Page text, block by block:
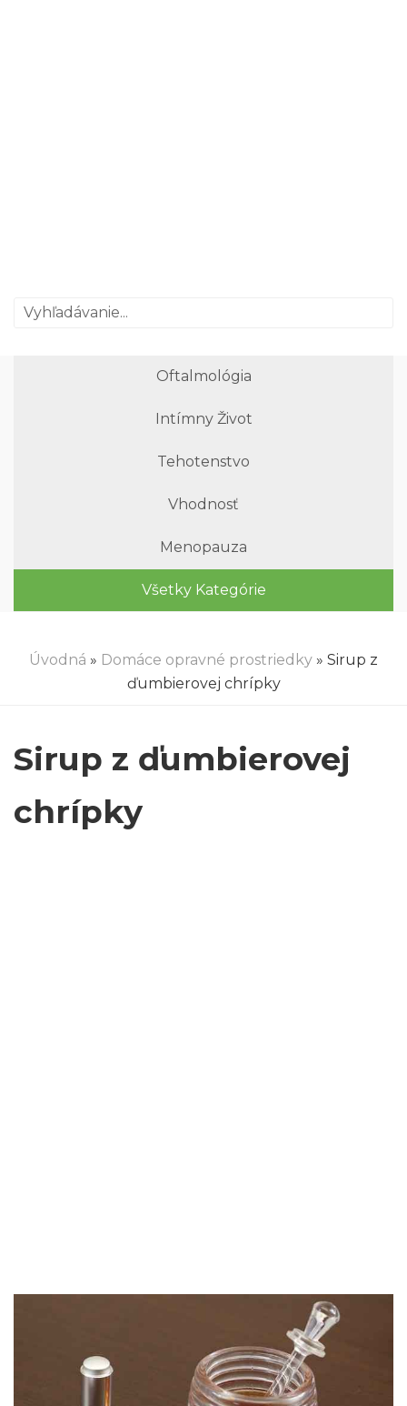
Oftalmológia
Intímny Život
Tehotenstvo
Vhodnosť
Menopauza
Všetky Kategórie
Úvodná » Domáce opravné prostriedky » Sirup z
ďumbierovej chrípky
Sirup z ďumbierovej
chrípky